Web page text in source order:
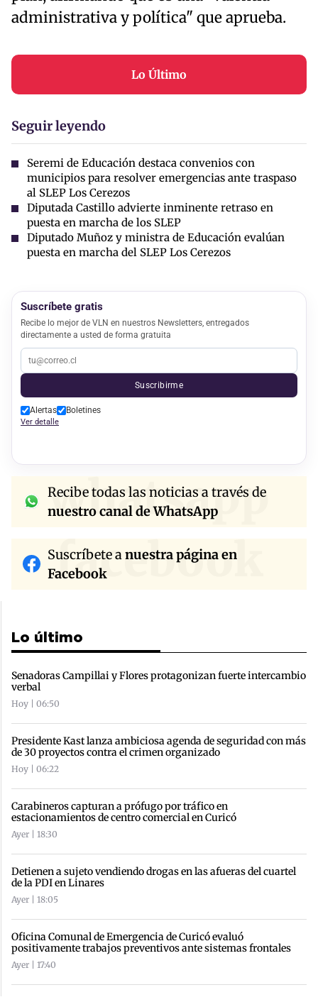
administrativa y política" que aprueba.
Lo Último
Seguir leyendo
Seremi de Educación destaca convenios con
municipios para resolver emergencias ante traspaso
al SLEP Los Cerezos
Diputada Castillo advierte inminente retraso en
puesta en marcha de los SLEP
Diputado Muñoz y ministra de Educación evalúan
puesta en marcha del SLEP Los Cerezos
Suscríbete gratis
Recibe lo mejor de VLN en nuestros Newsletters, entregados
directamente a usted de forma gratuita
Suscribirme
Alertas Boletines
Ver detalle
whatsapp
Recibe todas las noticias a través de
nuestro canal de WhatsApp
facebook
Suscríbete anuestra página en
Facebook
Lo último
Senadoras Campillai y Flores protagonizan fuerte intercambio
verbal
Hoy | 06:50
Presidente Kast lanza ambiciosa agenda de seguridad con más
de 30 proyectos contra el crimen organizado
Hoy | 06:22
Carabineros capturan a prófugo por tráfico en
estacionamientos de centro comercial en Curicó
Ayer | 18:30
Detienen a sujeto vendiendo drogas en las afueras del cuartel
de la PDI en Linares
Ayer | 18:05
Oficina Comunal de Emergencia de Curicó evaluó
positivamente trabajos preventivos ante sistemas frontales
Ayer | 17:40